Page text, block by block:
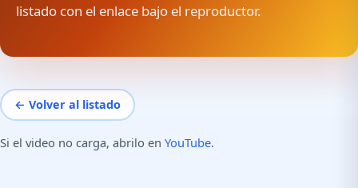
listado con el enlace bajo el reproductor.
← Volver al listado
Si el video no carga, abrilo en YouTube.